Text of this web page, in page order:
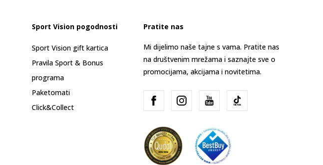
Sport Vision pogodnosti
Sport Vision gift kartica
Pravila Sport & Bonus
programa
Paketomati
Click&Collect
Pratite nas
Mi dijelimo naše tajne s vama. Pratite nas
na društvenim mrežama i saznajte sve o
promocijama, akcijama i novitetima.